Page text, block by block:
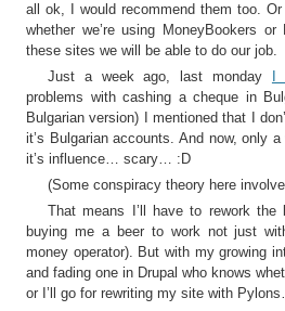
all ok, I would recommend them too.
whether we’re using MoneyBookers
these sites we will be able to do our job.
Just a week ago, last monday
problems with cashing a cheque in
Bulgarian version) I mentioned that I
it’s Bulgarian accounts. And now, only
it’s influence… scary… :D
(Some conspiracy theory here
That means I’ll have to rework
buying me a beer to work not just
money operator). But with my growing
and fading one in Drupal who knows
or I’ll go for rewriting my site with